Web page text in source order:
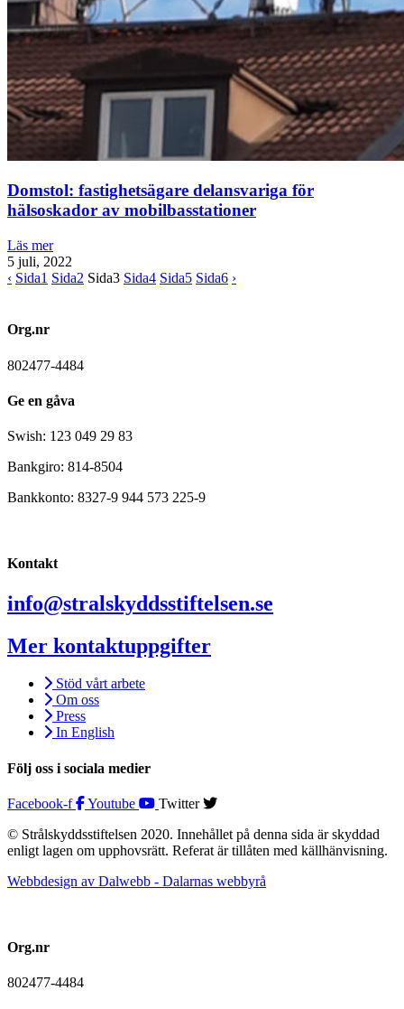
Domstol: fastighetsägare delansvariga för
hälsoskador av mobilbasstationer
Läs mer
5 juli, 2022
‹ Sida1 Sida2 Sida3 Sida4 Sida5 Sida6 ›
Org.nr
802477-4484
Ge en gåva
Swish: 123 049 29 83
Bankgiro: 814-8504
Bankkonto: 8327-9 944 573 225-9
Kontakt
info@stralskyddsstiftelsen.se
Mer kontaktuppgifter
Stöd vårt arbete
Om oss
Press
In English
Följ oss i sociala medier
Facebook-f Youtube
Twitter
© Strålskyddsstiftelsen 2020. Innehållet på denna sida är skyddad
enligt lagen om upphovsrätt. Referat är tillåten med källhänvisning.
Webbdesign av Dalwebb - Dalarnas webbyrå
Org.nr
802477-4484